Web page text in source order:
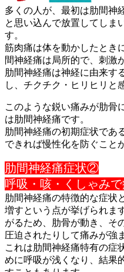
多くの人が、最初は肋間神
と思い込んで放置してしま
す。
筋肉痛は体を動かしたとき
間神経痛は局所的で、刺激
肋間神経痛は神経に由来す
し、チクチク・ヒリヒリと
このような鋭い痛みが肋骨
は肋間神経痛です。
肋間神経痛の初期症状であ
できれば慢性化を防ぐこと
肋間神経痛症状②
呼吸・咳・くしゃみ
肋間神経痛の特徴的な症状
増すと いう点が挙げられま
がるため、
肋骨が動き、そ
圧迫されたりして痛みが強
これは肋間神経痛特有の症
めに呼吸が浅くなり、結果